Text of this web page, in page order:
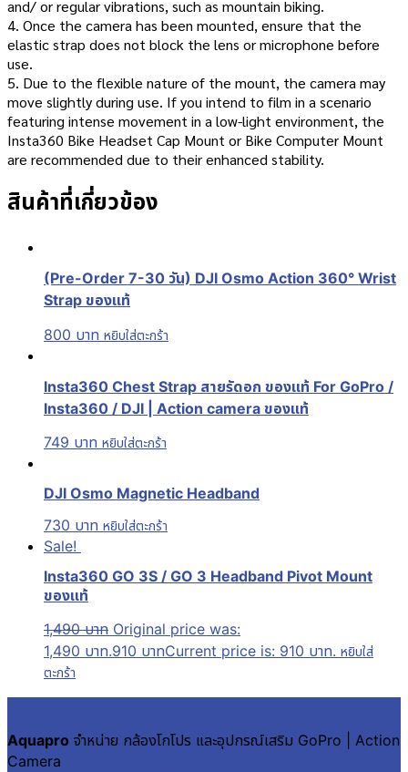
and/ or regular vibrations, such as mountain biking.
4. Once the camera has been mounted, ensure that the
elastic strap does not block the lens or microphone before
use.
5. Due to the flexible nature of the mount, the camera may
move slightly during use. If you intend to film in a scenario
featuring intense movement in a low-light environment, the
Insta360 Bike Headset Cap Mount or Bike Computer Mount
are recommended due to their enhanced stability.
สินค้าที่เกี่ยวข้อง
(Pre-Order 7-30 วัน) DJI Osmo Action 360° Wrist
Strap ของแท้
800 บาท หยิบใส่ตะกร้า
Insta360 Chest Strap สายรัดอก ของแท้ For GoPro /
Insta360 / DJI | Action camera ของแท้
749 บาท หยิบใส่ตะกร้า
DJI Osmo Magnetic Headband
730 บาท หยิบใส่ตะกร้า
Sale!
Insta360 GO 3S / GO 3 Headband Pivot Mount
ของแท้
1,490บาท Original price was:
1,490 บาท.910 บาทCurrent price is: 910 บาท. หยิบใส่
ตะกร้า
Aquapro จำหน่าย กล้องโกโปร และอุปกรณ์เสริม GoPro | Action
Camera